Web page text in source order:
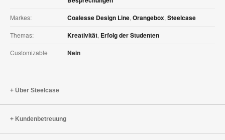
Markes: Coalesse Design Line, Orangebox, Steelcase
Themas: Kreativität, Erfolg der Studenten
Customizable Nein
Über Steelcase
Kundenbetreuung